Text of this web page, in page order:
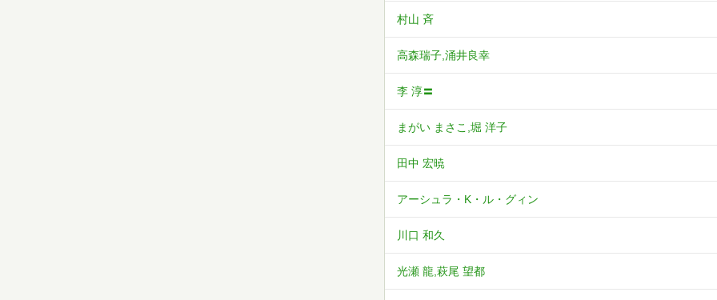
村山 斉
高森瑞子,涌井良幸
李 淳〓
まがい まさこ,堀 洋子
田中 宏暁
アーシュラ・K・ル・グィン
川口 和久
光瀬 龍,萩尾 望都